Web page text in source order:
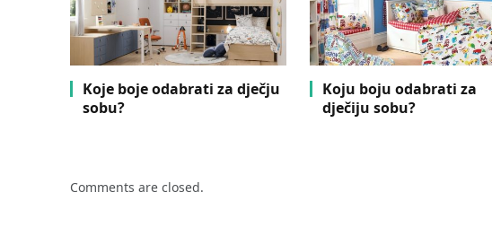
Koje boje odabrati za dječju
sobu?
Koju boju odabrati za
dječiju sobu?
Comments are closed.